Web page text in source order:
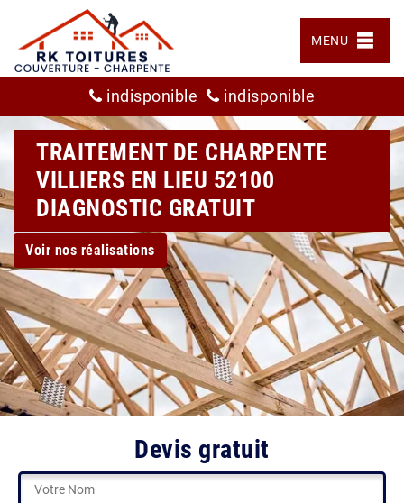
MENU
indisponible indisponible
TRAITEMENT DE CHARPENTE
VILLIERS EN LIEU 52100
DIAGNOSTIC GRATUIT
Voir nos réalisations
Devis gratuit